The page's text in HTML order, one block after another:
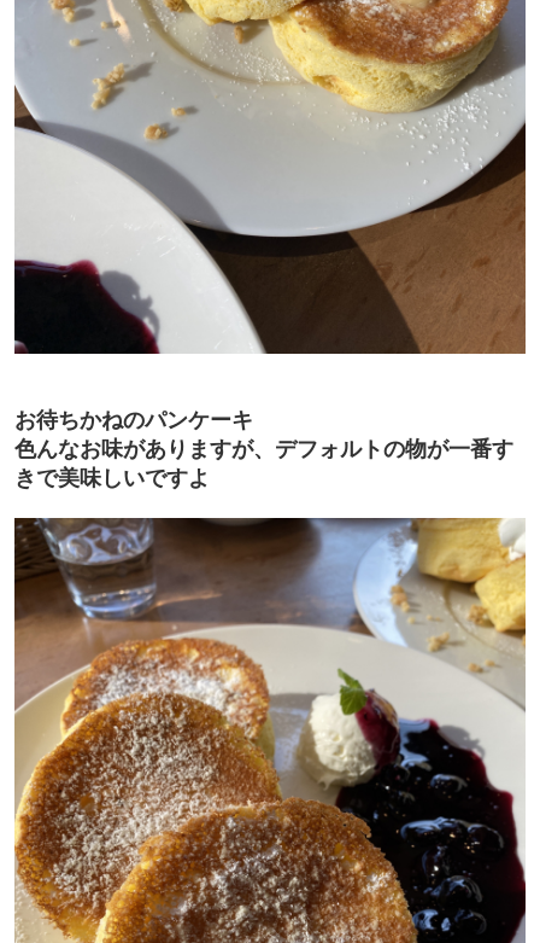
お待ちかねのパンケーキ
色んなお味がありますが、デフォルトの物が一番す
きで美味しいですよ